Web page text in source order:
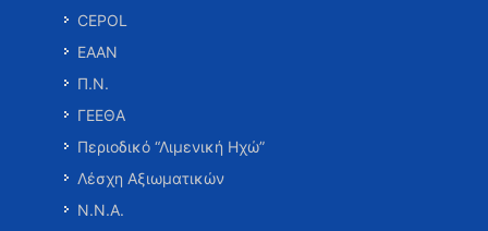
CEPOL
ΕΑΑΝ
Π.Ν.
ΓΕΕΘΑ
Περιοδικό “Λιμενική Ηχώ”
Λέσχη Αξιωματικών
Ν.Ν.Α.